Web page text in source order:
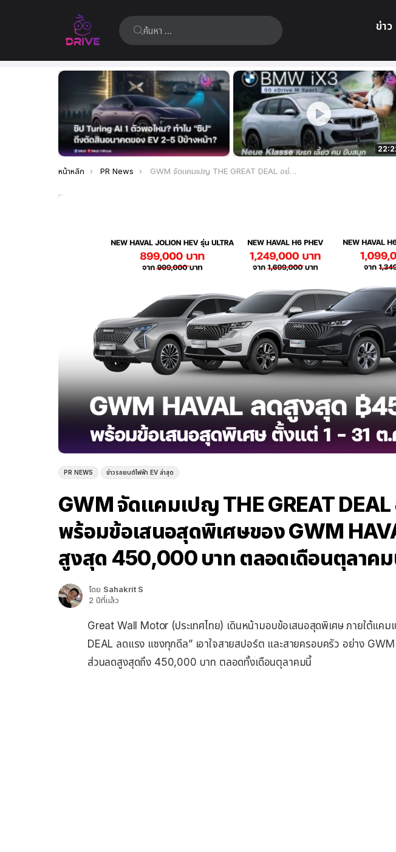
ค้นหา: ข่าว
เรื่อง
ล่าสุด
คุณอยู่ที่นี่:
หน้าหลัก PR News GWM จัดแคมเปญ THE GREAT DEAL อย่างต่อเนื่อง พร้อมข้อเสนอสุดพิเศษของ GWM HAVAL ส่วนลดสูงสุด 450,000 บาท ตลอดเดือนตุลาคมนี้
PR NEWS ข่าวรถยนต์ไฟฟ้า EV ล่าสุด
GWM จัดแคมเปญ THE GREAT
พร้อมข้อเสนอสุดพิเศษของ GWM
สูงสุด 450,000 บาท ตลอดเดือนตุลาค
โดย Sahakrit S
2 ปีที่แล้ว
Great Wall Motor (ประเทศไทย) เดินหน้ามอบข้อเสนอสุดพิเศษ ภายใต้แคม
DEAL ลดแรง แซงทุกดีล” เอาใจสายสปอร์ต และสายครอบครัว อย่าง
ส่วนลดสูงสุดถึง 450,000 บาท ตลอดทั้งเดือนตุลาคมนี้